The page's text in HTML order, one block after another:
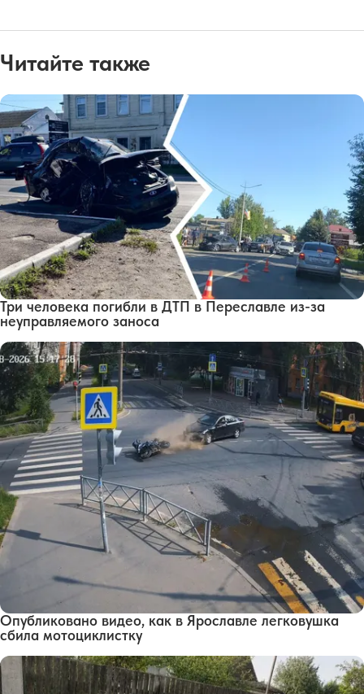
Читайте также
Три человека погибли в ДТП в Переславле из-за
неуправляемого заноса
Опубликовано видео, как в Ярославле легковушка
сбила мотоциклистку